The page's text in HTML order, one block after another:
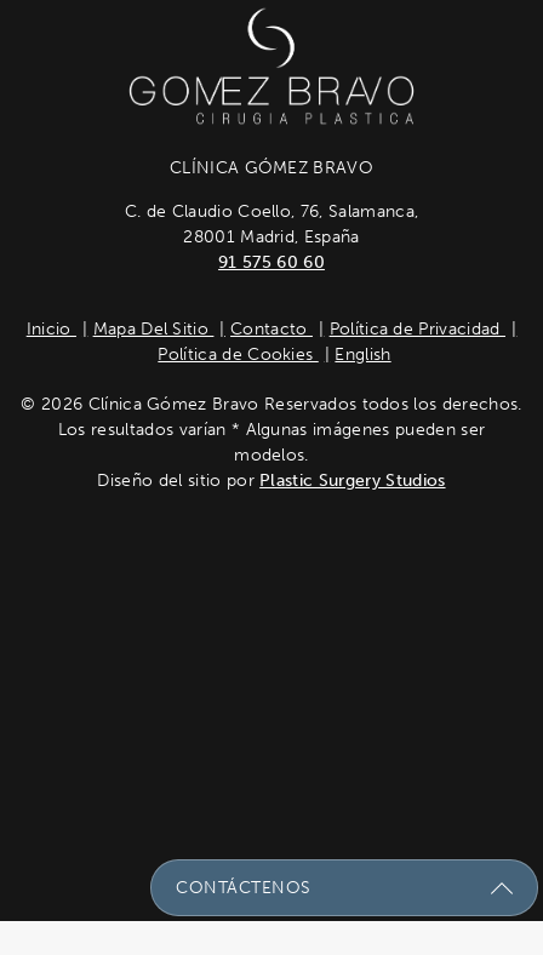
CLÍNICA GÓMEZ BRAVO
C. de Claudio Coello, 76, Salamanca,
28001 Madrid, España
91 575 60 60
Inicio Mapa Del Sitio Contacto
Política de Privacidad
Política de Cookies
English
© 2026 Clínica Gómez Bravo Reservados todos los derechos.
Los resultados varían * Algunas imágenes pueden ser
modelos.
Diseño del sitio por Plastic Surgery Studios
CONTÁCTENOS